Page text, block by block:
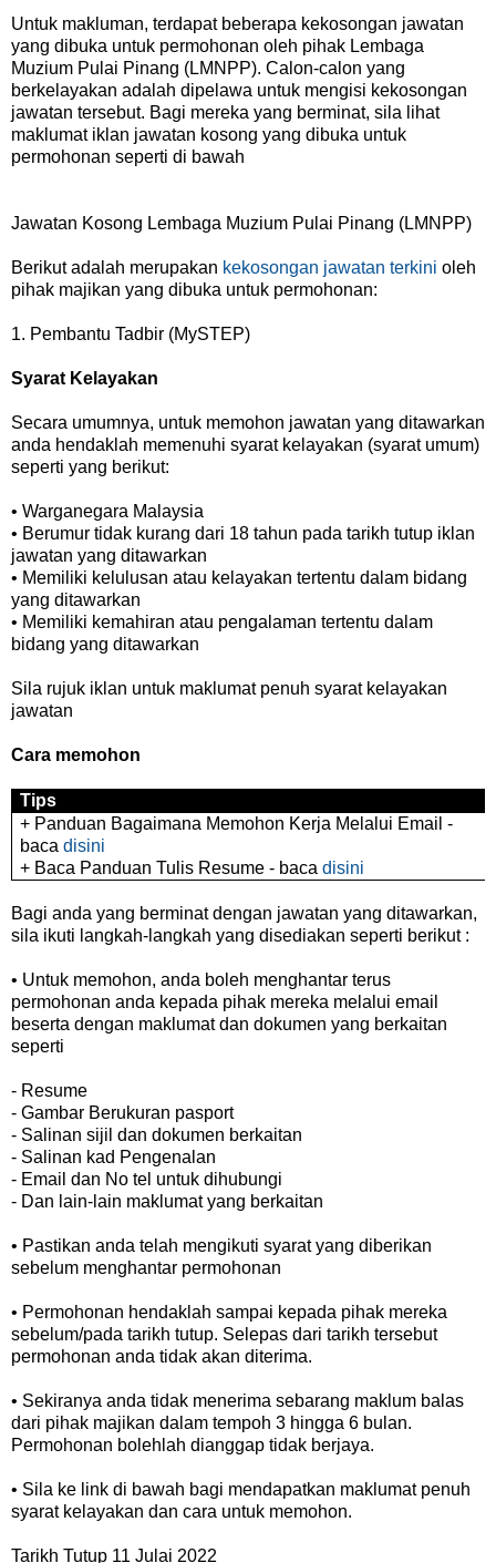
Untuk makluman, terdapat beberapa kekosongan jawatan
yang dibuka untuk permohonan oleh pihak Lembaga
Muzium Pulai Pinang (LMNPP). Calon-calon yang
berkelayakan adalah dipelawa untuk mengisi kekosongan
jawatan tersebut. Bagi mereka yang berminat, sila lihat
maklumat iklan jawatan kosong yang dibuka untuk
permohonan seperti di bawah
Jawatan Kosong Lembaga Muzium Pulai Pinang (LMNPP)
Berikut adalah merupakan kekosongan jawatan terkini oleh
pihak majikan yang dibuka untuk permohonan:
1. Pembantu Tadbir (MySTEP)
Syarat Kelayakan
Secara umumnya, untuk memohon jawatan yang ditawarkan
anda hendaklah memenuhi syarat kelayakan (syarat umum)
seperti yang berikut:
• Warganegara Malaysia
• Berumur tidak kurang dari 18 tahun pada tarikh tutup iklan
jawatan yang ditawarkan
• Memiliki kelulusan atau kelayakan tertentu dalam bidang
yang ditawarkan
• Memiliki kemahiran atau pengalaman tertentu dalam
bidang yang ditawarkan
Sila rujuk iklan untuk maklumat penuh syarat kelayakan
jawatan
Cara memohon
Tips
+ Panduan Bagaimana Memohon Kerja Melalui Email -
bacadisini
+ Baca Panduan Tulis Resume - bacadisini
Bagi anda yang berminat dengan jawatan yang ditawarkan,
sila ikuti langkah-langkah yang disediakan seperti berikut :
• Untuk memohon, anda boleh menghantar terus
permohonan anda kepada pihak mereka melalui email
beserta dengan maklumat dan dokumen yang berkaitan
seperti
- Resume
- Gambar Berukuran pasport
- Salinan sijil dan dokumen berkaitan
- Salinan kad Pengenalan
- Email dan No tel untuk dihubungi
- Dan lain-lain maklumat yang berkaitan
• Pastikan anda telah mengikuti syarat yang diberikan
sebelum menghantar permohonan
• Permohonan hendaklah sampai kepada pihak mereka
sebelum/pada tarikh tutup. Selepas dari tarikh tersebut
permohonan anda tidak akan diterima.
• Sekiranya anda tidak menerima sebarang maklum balas
dari pihak majikan dalam tempoh 3 hingga 6 bulan.
Permohonan bolehlah dianggap tidak berjaya.
• Sila ke link di bawah bagi mendapatkan maklumat penuh
syarat kelayakan dan cara untuk memohon.
Tarikh Tutup 11 Julai 2022